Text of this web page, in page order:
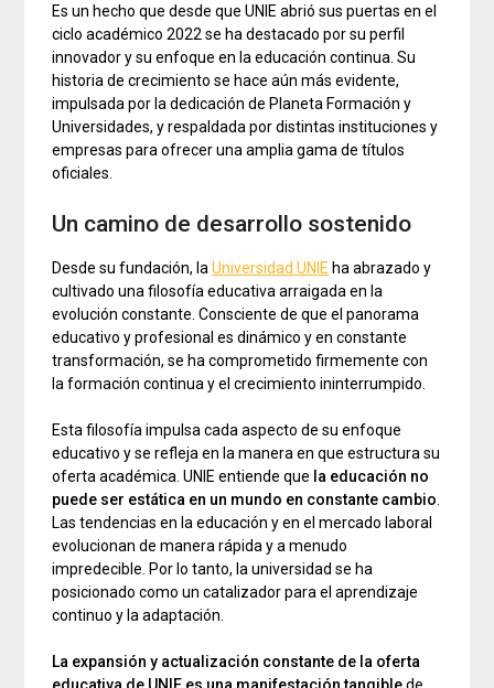
Es un hecho que desde que UNIE abrió sus puertas en el
ciclo académico 2022 se ha destacado por su perfil
innovador y su enfoque en la educación continua. Su
historia de crecimiento se hace aún más evidente,
impulsada por la dedicación de Planeta Formación y
Universidades, y respaldada por distintas instituciones y
empresas para ofrecer una amplia gama de títulos
oficiales.
Un camino de desarrollo sostenido
Desde su fundación, laUniversidad UNIE ha abrazado y
cultivado una filosofía educativa arraigada en la
evolución constante. Consciente de que el panorama
educativo y profesional es dinámico y en constante
transformación, se ha comprometido firmemente con
la formación continua y el crecimiento ininterrumpido.
Esta filosofía impulsa cada aspecto de su enfoque
educativo y se refleja en la manera en que estructura su
oferta académica. UNIE entiende que la educación no
puede ser estática en un mundo en constante cambio
Las tendencias en la educación y en el mercado laboral
evolucionan de manera rápida y a menudo
impredecible. Por lo tanto, la universidad se ha
posicionado como un catalizador para el aprendizaje
continuo y la adaptación.
La expansión y actualización constante de la oferta